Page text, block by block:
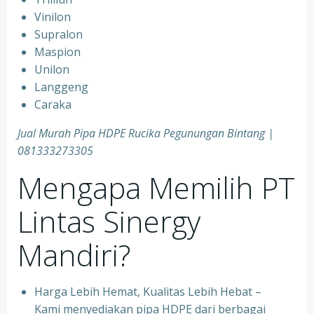
Vinilon
Supralon
Maspion
Unilon
Langgeng
Caraka
Jual Murah Pipa HDPE Rucika Pegunungan Bintang |
081333273305
Mengapa Memilih PT
Lintas Sinergy
Mandiri?
Harga Lebih Hemat, Kualitas Lebih Hebat –
Kami menyediakan pipa HDPE dari berbagai